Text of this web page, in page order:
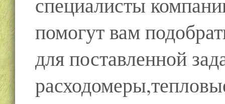
помогут вам
для поставленной